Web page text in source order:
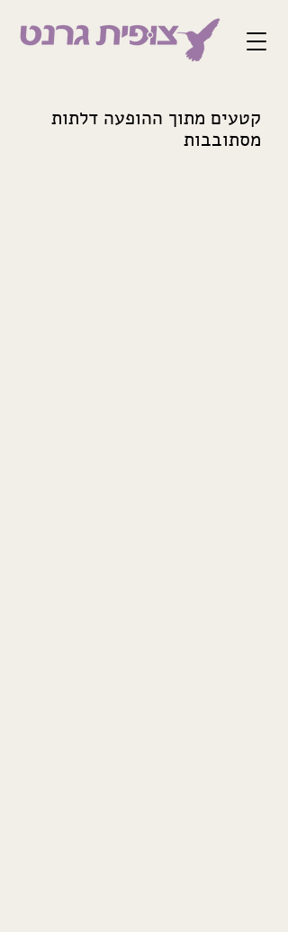
קטעים מתוך ההופעה דלתות
מסתובבות